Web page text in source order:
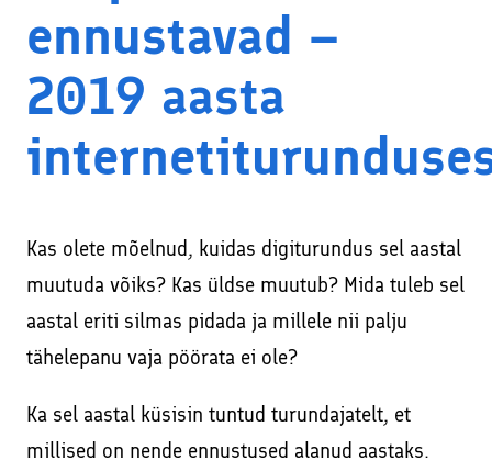
Kodulehe tekstide kirjutamine
SEO – kodulehe otsimootoritele optimeerimine
Google Ads reklaami haldamine ja konsultatsioonid
Lisateenused läbi koostööpartnerite
Sooduskoodid ja -pakkumised koostööpartneritelt!
Veebikoolitus – sissejuhatus meiliturundusse
Veebikoolitus – SEO, sisuturundus ja -loome
Õppekorralduse alused
Koolitaja Maido Mesipuu
Interneti turvalisuse ja veibi loengud koolides
ennustavad –
2019 aasta
Kas olete mõelnud, kuidas digiturundus sel aastal
muutuda võiks? Kas üldse muutub? Mida tuleb sel
aastal eriti silmas pidada ja millele nii palju
tähelepanu vaja pöörata ei ole?
Ka sel aastal küsisin tuntud turundajatelt, et
millised on nende ennustused alanud aastaks.